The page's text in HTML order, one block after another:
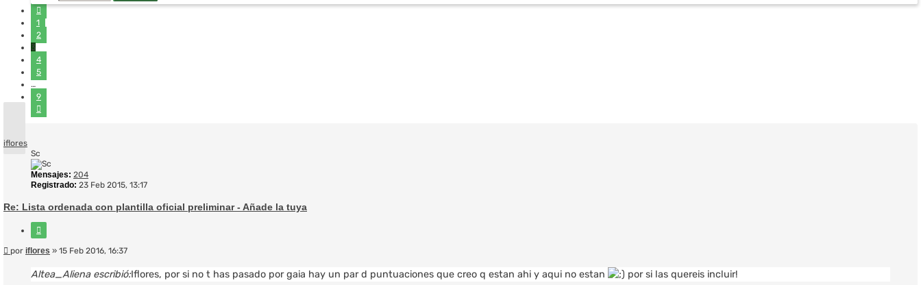
Anterior
1
2
3
4
5
…
9
iflores
Sc
Mensajes: 204
Registrado: 23 Feb 2015, 13:17
Re: Lista ordenada con plantilla oficial preliminar - Añade la tuya
Mensaje
por iflores » 15 Feb 2016, 16:37
Altea_Aliena escribió:Iflores, por si no t has pasado por gaia hay un par d puntuaciones que creo q estan ahi y aqui no estan por si las quereis incluir!